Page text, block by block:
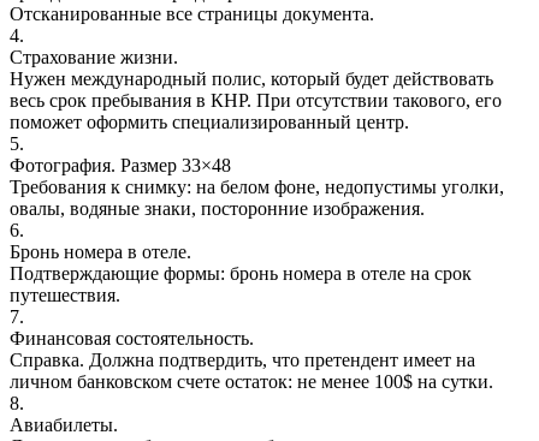
Отсканированные все страницы документа.
4.
Страхование жизни.
Нужен международный полис, который будет действовать
весь срок пребывания в КНР. При отсутствии такового, его
поможет оформить специализированный центр.
5.
Фотография. Размер 33×48
Требования к снимку: на белом фоне, недопустимы уголки,
овалы, водяные знаки, посторонние изображения.
6.
Бронь номера в отеле.
Подтверждающие формы: бронь номера в отеле на срок
путешествия.
7.
Финансовая состоятельность.
Справка. Должна подтвердить, что претендент имеет на
личном банковском счете остаток: не менее 100$ на сутки.
8.
Авиабилеты.